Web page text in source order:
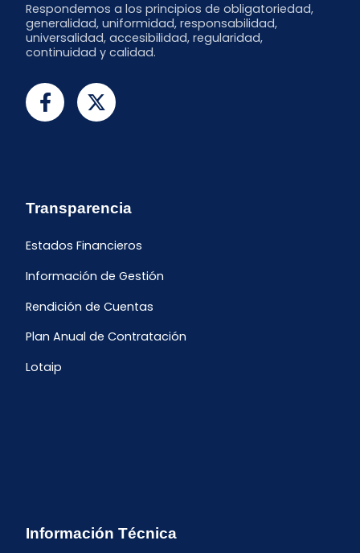
Respondemos a los principios de obligatoriedad,
generalidad, uniformidad, responsabilidad,
universalidad, accesibilidad, regularidad,
continuidad y calidad.
Transparencia
Estados Financieros
Información de Gestión
Rendición de Cuentas
Plan Anual de Contratación
Lotaip
Información Técnica